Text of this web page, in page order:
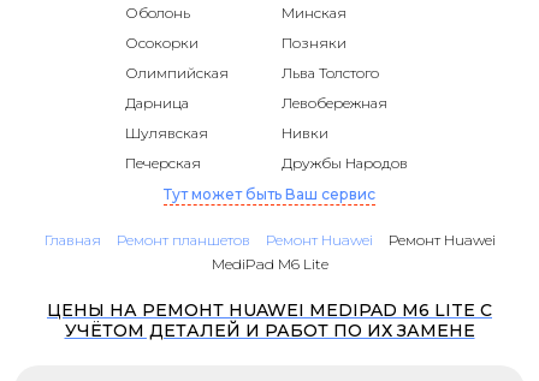
Оболонь
Минская
Осокорки
Позняки
Олимпийская
Льва Толстого
Дарница
Левобережная
Шулявская
Нивки
Печерская
Дружбы Народов
Тут может быть Ваш сервис
Главная Ремонт планшетов Ремонт Huawei
Ремонт Huawei
MediPad M6 Lite
ЦЕНЫ НА РЕМОНТ HUAWEI MEDIPAD M6 LITE С
УЧЁТОМ ДЕТАЛЕЙ И РАБОТ ПО ИХ ЗАМЕНЕ